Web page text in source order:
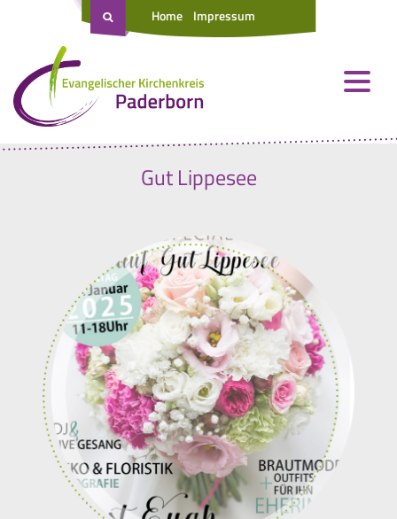
Home Impressum
Gut Lippesee